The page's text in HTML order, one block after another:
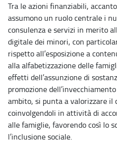
Tra le azioni finanziabili,
assumono un ruolo centrale i
consulenza e servizi in merito
digitale dei minori, con
rispetto all’esposizione a
alla alfabetizzazione delle
effetti dell’assunzione di
promozione
ambito, si punta a valorizzare il
coinvolgendoli in attività di
alle famiglie, favorendo così lo
l’inclusione sociale.